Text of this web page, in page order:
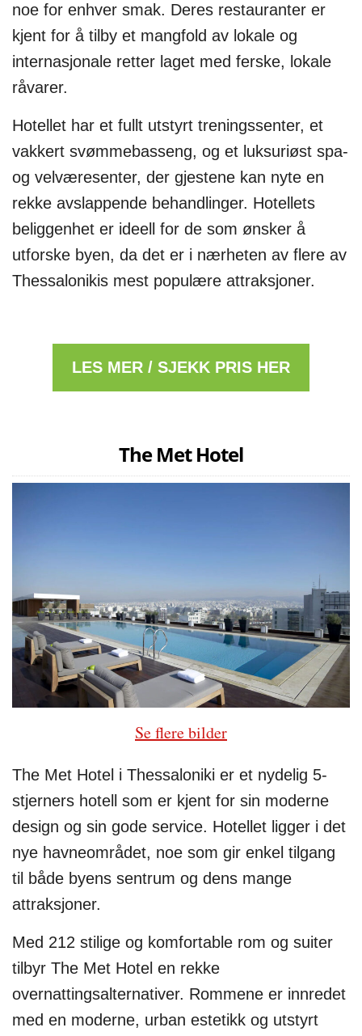
noe for enhver smak. Deres restauranter er
kjent for å tilby et mangfold av lokale og
internasjonale retter laget med ferske, lokale
råvarer.
Hotellet har et fullt utstyrt treningssenter, et
vakkert svømmebasseng, og et luksuriøst spa-
og velværesenter, der gjestene kan nyte en
rekke avslappende behandlinger. Hotellets
beliggenhet er ideell for de som ønsker å
utforske byen, da det er i nærheten av flere av
Thessalonikis mest populære attraksjoner.
LES MER / SJEKK PRIS HER
The Met Hotel
Se flere bilder
The Met Hotel i Thessaloniki er et nydelig 5-
stjerners hotell som er kjent for sin moderne
design og sin gode service. Hotellet ligger i det
nye havneområdet, noe som gir enkel tilgang
til både byens sentrum og dens mange
attraksjoner.
Med 212 stilige og komfortable rom og suiter
tilbyr The Met Hotel en rekke
overnattingsalternativer. Rommene er innredet
med en moderne, urban estetikk og utstyrt